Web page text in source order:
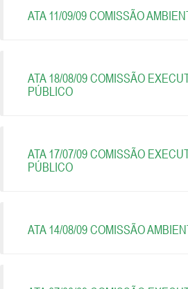
ATA 11/09/09 COMISSÃO
ATA 18/08/09 COMISSÃO
PÚBLICO
ATA 17/07/09 COMISSÃO
PÚBLICO
ATA 14/08/09 COMISSÃO